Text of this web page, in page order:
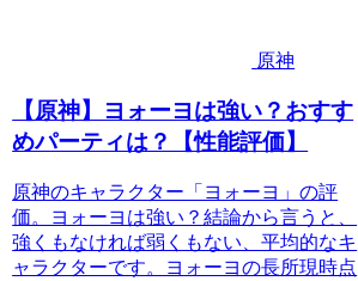
原神
【原神】ヨォーヨは強い？おすす
めパーティは？【性能評価】
原神のキャラクター「ヨォーヨ」の評
価。ヨォーヨは強い？結論から言うと、
強くもなければ弱くもない、平均的なキ
ャラクターです。ヨォーヨの長所現時点